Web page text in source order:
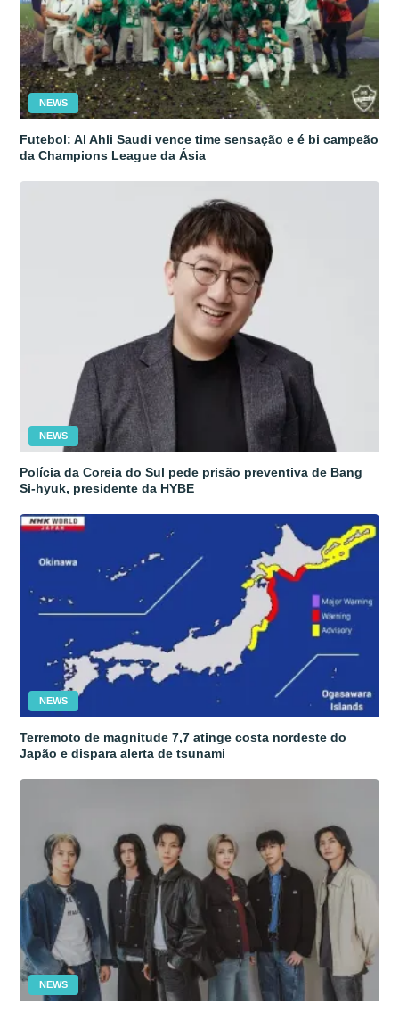
NEWS
Futebol: Al Ahli Saudi vence time sensação e é bi campeão
da Champions League da Ásia
NEWS
Polícia da Coreia do Sul pede prisão preventiva de Bang
Si-hyuk, presidente da HYBE
NEWS
Terremoto de magnitude 7,7 atinge costa nordeste do
Japão e dispara alerta de tsunami
NEWS